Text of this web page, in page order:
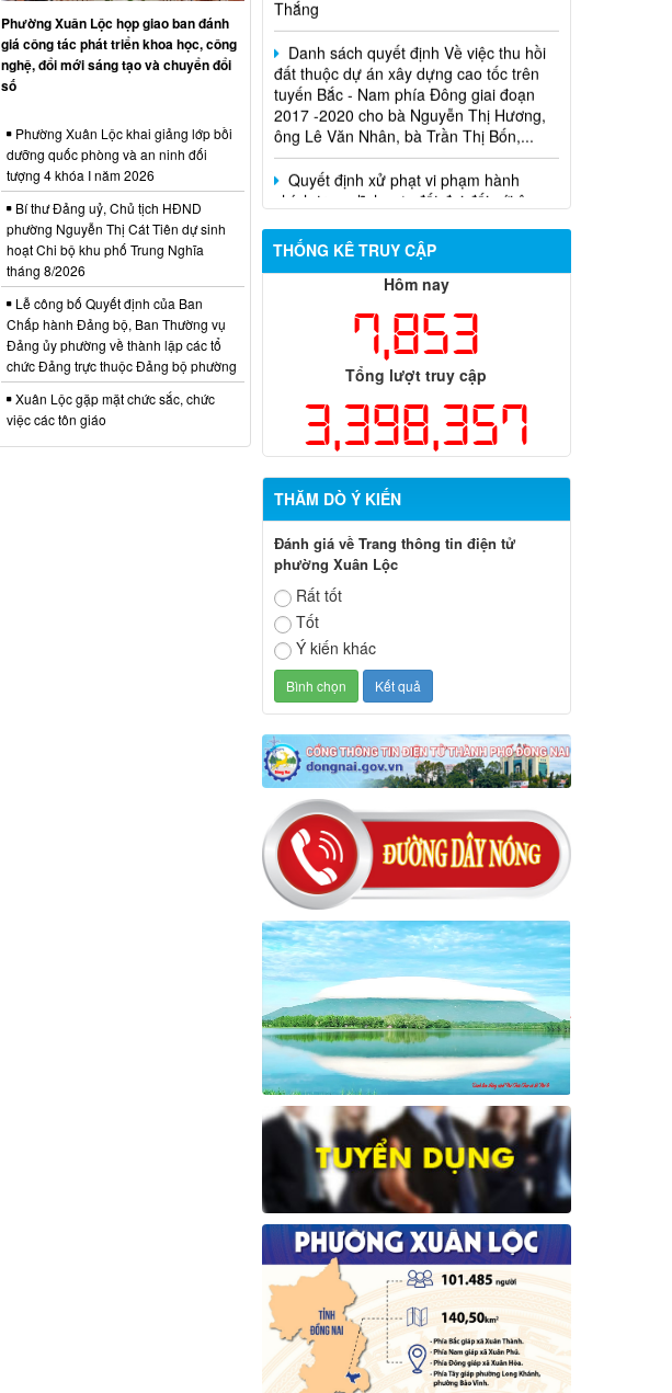
Danh sách quyết định Về việc thu hồi
đất thuộc dự án xây dựng cao tốc trên
tuyến Bắc - Nam phía Đông giai đoạn
2017 -2020 cho bà Nguyễn Thị Hương,
ông Lê Văn Nhân, bà Trần Thị Bốn,...
Quyết định xử phạt vi phạm hành
chính trong lĩnh vực đất đai đối với ông
Trần Hồng Phước
THỐNG KÊ TRUY CẬP
Hôm nay
7,853
Tổng lượt truy cập
3,398,357
THĂM DÒ Ý KIẾN
Đánh giá về Trang thông tin điện tử
phường Xuân Lộc
Rất tốt
Tốt
Ý kiến khác
Phường Xuân Lộc họp giao ban đánh
giá công tác phát triển khoa học, công
nghệ, đổi mới sáng tạo và chuyển đổi
số
Phường Xuân Lộc khai giảng lớp bồi
dưỡng quốc phòng và an ninh đối
tượng 4 khóa I năm 2026
Bí thư Đảng uỷ, Chủ tịch HĐND
phường Nguyễn Thị Cát Tiên dự sinh
hoạt Chi bộ khu phố Trung Nghĩa
tháng 8/2026
Lễ công bố Quyết định của Ban
Chấp hành Đảng bộ, Ban Thường vụ
Đảng ủy phường về thành lập các tổ
chức Đảng trực thuộc Đảng bộ phường
Xuân Lộc gặp mặt chức sắc, chức
việc các tôn giáo